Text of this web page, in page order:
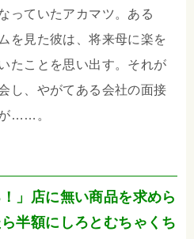
っていたアカマツ。ある
を見た彼は、将来母に楽を
たことを思い出す。それが
し、やがてある会社の面接
……。
」店に無い商品を求めら
半額にしろとむちゃくち